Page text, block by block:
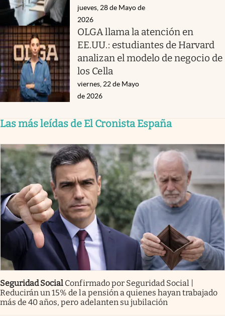
jueves, 28 de Mayo de
2026
OLGA llama la atención en
EE.UU.: estudiantes de Harvard
analizan el modelo de negocio de
los Cella
viernes, 22 de Mayo
de 2026
Las más leídas de El Cronista España
Seguridad Social Confirmado por Seguridad Social |
Reducirán un 15% de la pensión a quienes hayan trabajado
más de 40 años, pero adelanten su jubilación